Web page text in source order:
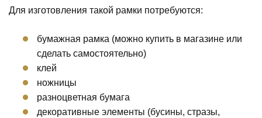
Для изготовления такой рамки потребуются:
бумажная рамка (можно купить в магазине или
сделать самостоятельно)
клей
ножницы
разноцветная бумага
декоративные элементы (бусины, стразы,